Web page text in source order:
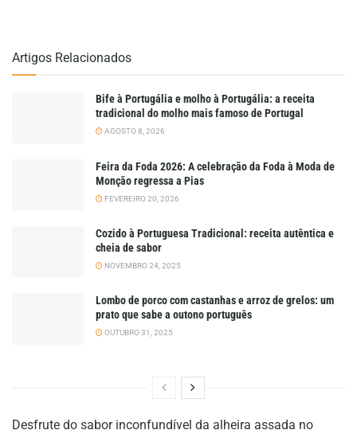
Artigos Relacionados
Bife à Portugália e molho à Portugália: a receita
tradicional do molho mais famoso de Portugal
AGOSTO 8, 2026
Feira da Foda 2026: A celebração da Foda à Moda de
Monção regressa a Pias
FEVEREIRO 20, 2026
Cozido à Portuguesa Tradicional: receita autêntica e
cheia de sabor
NOVEMBRO 24, 2025
Lombo de porco com castanhas e arroz de grelos: um
prato que sabe a outono português
OUTUBRO 31, 2025
Desfrute do sabor inconfundível da alheira assada no